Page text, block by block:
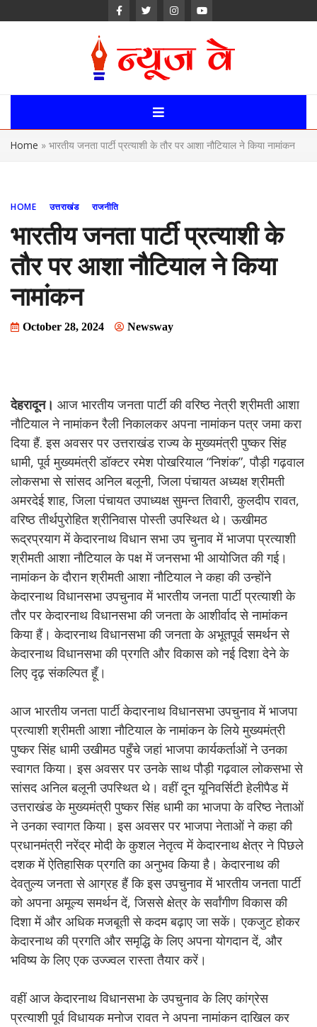
News Way:
Uttarakhand,
Delhi News
Portal
Home » भारतीय जनता पार्टी प्रत्याशी के तौर पर आशा नौटियाल ने किया नामांकन
HOME उत्तराखंड राजनीति
भारतीय जनता पार्टी प्रत्याशी के
तौर पर आशा नौटियाल ने किया
नामांकन
October 28, 2024 Newsway
देहरादून। आज भारतीय जनता पार्टी की वरिष्ठ नेत्री श्रीमती आशा
नौटियाल ने नामांकन रैली निकालकर अपना नामांकन पत्र जमा करा
दिया हैं. इस अवसर पर उत्तराखंड राज्य के मुख्यमंत्री पुष्कर सिंह
धामी, पूर्व मुख्यमंत्री डॉक्टर रमेश पोखरियाल “निशंक”, पौड़ी गढ़वाल
लोकसभा से सांसद अनिल बलूनी, जिला पंचायत अध्यक्ष श्रीमती
अमरदेई शाह, जिला पंचायत उपाध्यक्ष सुमन्त तिवारी, कुलदीप रावत,
वरिष्ठ तीर्थपुरोहित श्रीनिवास पोस्ती उपस्थित थे। ऊखीमठ
रूद्रप्रयाग में केदारनाथ विधान सभा उप चुनाव में भाजपा प्रत्याशी
श्रीमती आशा नौटियाल के पक्ष में जनसभा भी आयोजित की गई।
नामांकन के दौरान श्रीमती आशा नौटियाल ने कहा की उन्होंने
केदारनाथ विधानसभा उपचुनाव में भारतीय जनता पार्टी प्रत्याशी के
तौर पर केदारनाथ विधानसभा की जनता के आशीर्वाद से नामांकन
किया हैं। केदारनाथ विधानसभा की जनता के अभूतपूर्व समर्थन से
केदारनाथ विधानसभा की प्रगति और विकास को नई दिशा देने के
लिए दृढ़ संकल्पित हूँ।
आज भारतीय जनता पार्टी केदारनाथ विधानसभा उपचुनाव में भाजपा
प्रत्याशी श्रीमती आशा नौटियाल के नामांकन के लिये मुख्यमंत्री
पुष्कर सिंह धामी उखीमठ पहुँचे जहां भाजपा कार्यकर्ताओं ने उनका
स्वागत किया। इस अवसर पर उनके साथ पौड़ी गढ़वाल लोकसभा से
सांसद अनिल बलूनी उपस्थित थे। वहीं दून यूनिवर्सिटी हेलीपैड में
उत्तराखंड के मुख्यमंत्री पुष्कर सिंह धामी का भाजपा के वरिष्ठ नेताओं
ने उनका स्वागत किया। इस अवसर पर भाजपा नेताओं ने कहा की
प्रधानमंत्री नरेंद्र मोदी के कुशल नेतृत्व में केदारनाथ क्षेत्र ने पिछले
दशक में ऐतिहासिक प्रगति का अनुभव किया है। केदारनाथ की
देवतुल्य जनता से आग्रह हैं कि इस उपचुनाव में भारतीय जनता पार्टी
को अपना अमूल्य समर्थन दें, जिससे क्षेत्र के सर्वांगीण विकास की
दिशा में और अधिक मजबूती से कदम बढ़ाए जा सकें। एकजुट होकर
केदारनाथ की प्रगति और समृद्धि के लिए अपना योगदान दें, और
भविष्य के लिए एक उज्ज्वल रास्ता तैयार करें।
वहीं आज केदारनाथ विधानसभा के उपचुनाव के लिए कांग्रेस
प्रत्याशी पूर्व विधायक मनोज रावत ने अपना नामांकन दाखिल कर